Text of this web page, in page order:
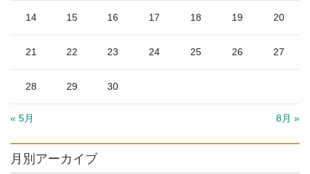
14 15 16 17 18 19 20
21 22 23 24 25 26 27
28 29 30
« 5月 8月 »
月別アーカイブ